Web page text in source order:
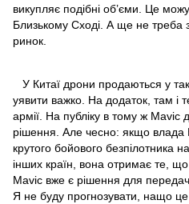
викупляє подібні об’єми. Це
Близькому Сході. А ще не треба
ринок.
У Китаї дрони продаються у
уявити важко. На додаток, там і
армії. На публіку в тому ж Mavic
рішення. Але чесно: якщо влада
крутого бойового безпілотника
інших країн, вона отримає те,
Mavic вже є рішення для
Я не буду прогнозувати, нащо